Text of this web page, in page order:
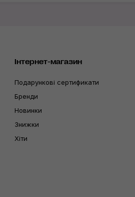
Інтернет-магазин
Подарункові сертификати
Бренди
Новинки
Знижки
Хіти